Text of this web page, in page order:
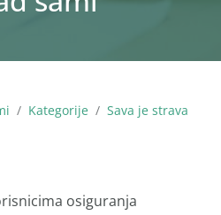
Kategorije Sava je strava
osiguranja